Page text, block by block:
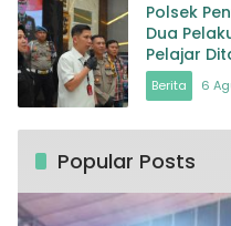
Polsek
Dua
Pelajar
Berita 6
Popular Posts